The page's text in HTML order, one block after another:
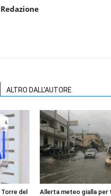
ALTRO DALL'AUTORE
del
Allerta meteo gialla per